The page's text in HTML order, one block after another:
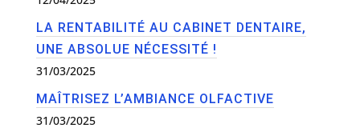
LA RENTABILITÉ AU CABINET DENTAIRE,
UNE ABSOLUE NÉCESSITÉ !
31/03/2025
MAÎTRISEZ L’AMBIANCE OLFACTIVE
31/03/2025